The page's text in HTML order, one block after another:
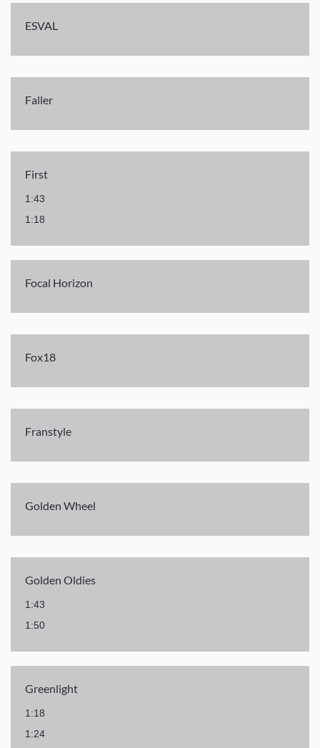
ESVAL
Faller
First
1:43
1:18
Focal Horizon
Fox18
Franstyle
Golden Wheel
Golden Oldies
1:43
1:50
Greenlight
1:18
1:24